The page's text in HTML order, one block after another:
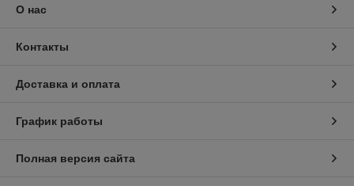
О нас
Контакты
Доставка и оплата
График работы
Полная версия сайта